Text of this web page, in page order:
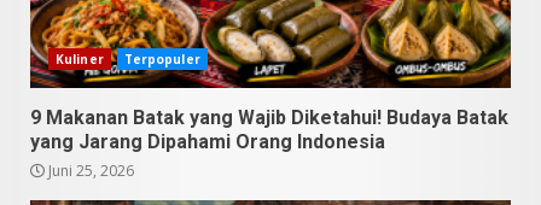
Kuliner Terpopuler
9 Makanan Batak yang Wajib Diketahui! Budaya Batak
yang Jarang Dipahami Orang Indonesia
Juni 25, 2026
4
Datu Batak: Misteri Tanah
Batak Terungkap!
Juni 11, 2026